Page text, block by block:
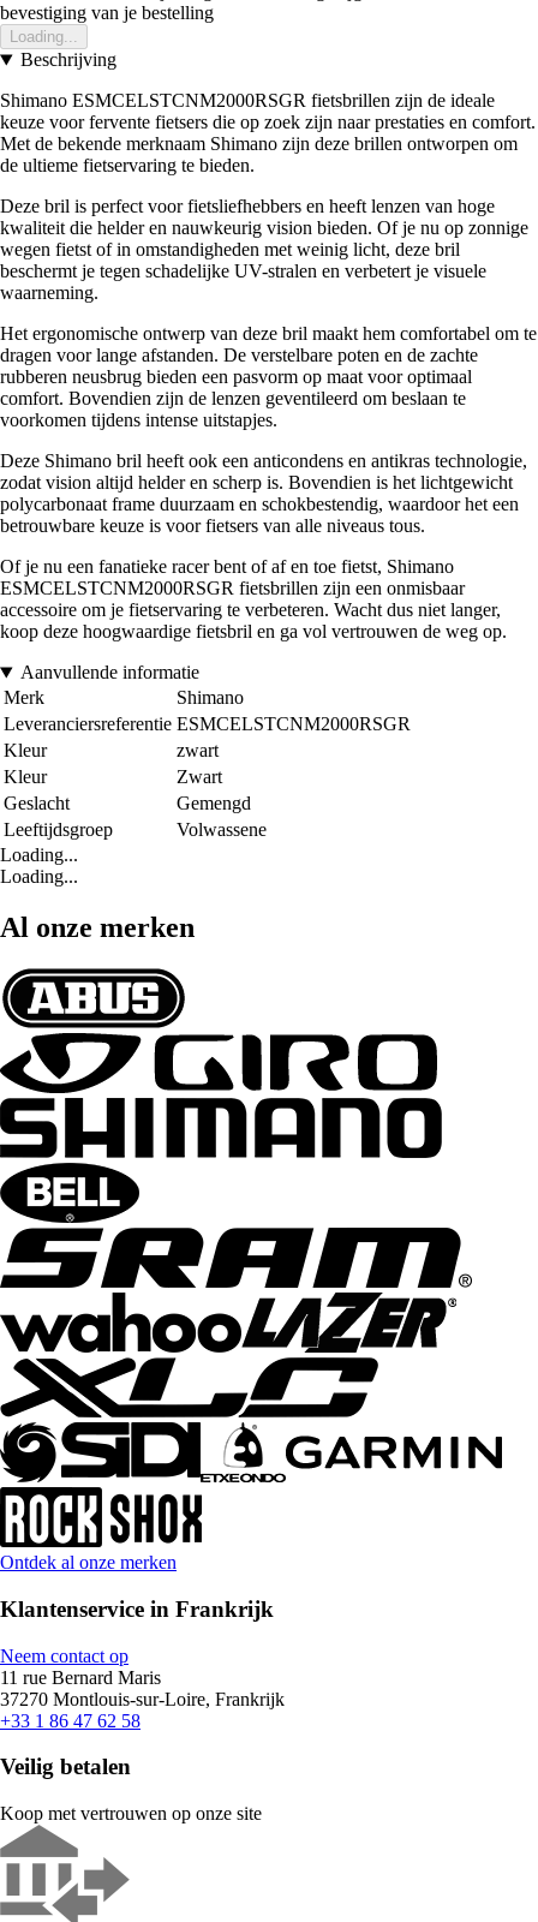
bevestiging van je bestelling
Loading...
Beschrijving
Shimano ESMCELSTCNM2000RSGR fietsbrillen zijn de ideale
keuze voor fervente fietsers die op zoek zijn naar prestaties en comfort.
Met de bekende merknaam Shimano zijn deze brillen ontworpen om
de ultieme fietservaring te bieden.
Deze bril is perfect voor fietsliefhebbers en heeft lenzen van hoge
kwaliteit die helder en nauwkeurig vision bieden. Of je nu op zonnige
wegen fietst of in omstandigheden met weinig licht, deze bril
beschermt je tegen schadelijke UV-stralen en verbetert je visuele
waarneming.
Het ergonomische ontwerp van deze bril maakt hem comfortabel om te
dragen voor lange afstanden. De verstelbare poten en de zachte
rubberen neusbrug bieden een pasvorm op maat voor optimaal
comfort. Bovendien zijn de lenzen geventileerd om beslaan te
voorkomen tijdens intense uitstapjes.
Deze Shimano bril heeft ook een anticondens en antikras technologie,
zodat vision altijd helder en scherp is. Bovendien is het lichtgewicht
polycarbonaat frame duurzaam en schokbestendig, waardoor het een
betrouwbare keuze is voor fietsers van alle niveaus tous.
Of je nu een fanatieke racer bent of af en toe fietst, Shimano
ESMCELSTCNM2000RSGR fietsbrillen zijn een onmisbaar
accessoire om je fietservaring te verbeteren. Wacht dus niet langer,
koop deze hoogwaardige fietsbril en ga vol vertrouwen de weg op.
Aanvullende informatie
Merk
Shimano
Leveranciersreferentie ESMCELSTCNM2000RSGR
Kleur
zwart
Kleur
Zwart
Geslacht
Gemengd
Leeftijdsgroep
Volwassene
Loading...
Loading...
Al onze merken
Ontdek al onze merken
Klantenservice in Frankrijk
Neem contact op
11 rue Bernard Maris
37270 Montlouis-sur-Loire, Frankrijk
+33 1 86 47 62 58
Veilig betalen
Koop met vertrouwen op onze site